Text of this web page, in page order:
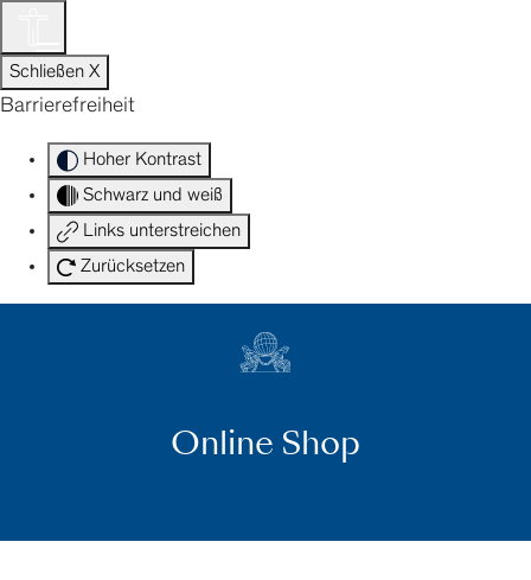
springen
Schließen X
Barrierefreiheit
Hoher Kontrast
Schwarz und weiß
Links unterstreichen
Zurücksetzen
Online Shop